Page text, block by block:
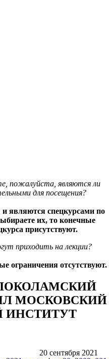
пожалуйста, являются ли
для посещения?
являются спецкурсами по
их, то конечные
присутствуют.
приходить на лекции?
ограничения отсутствуют.
МОСКОВСКИЙ
ИНСТИТУТ
20 сентября 2021